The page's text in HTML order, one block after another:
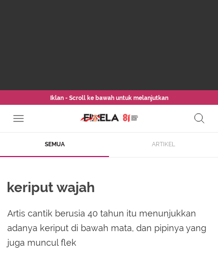
Iklan - Scroll ke bawah untuk melanjutkan
SEMUA ARTIKEL
keriput wajah
Artis cantik berusia 40 tahun itu menunjukkan
adanya keriput di bawah mata, dan pipinya yang
juga muncul flek